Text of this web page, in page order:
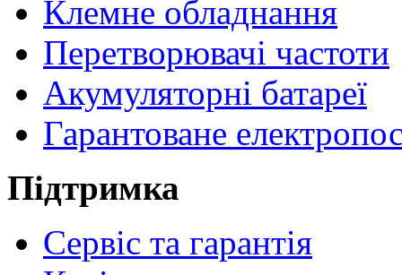
Клемне обладнання
Перетворювачі частоти
Акумуляторні батареї
Гарантоване
Підтримка
Сервіс та гарантія